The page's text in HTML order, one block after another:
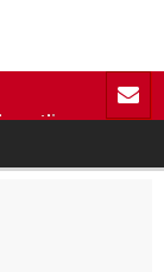
16:52 |